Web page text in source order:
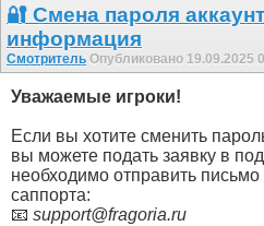
🔐 Смена пароля
информация
Смотритель Опубликовано 19.09.2025
Уважаемые игроки!
Если вы хотите сменить
вы можете подать заявку в
необходимо отправить
саппорта:
📧 support@fragoria.ru